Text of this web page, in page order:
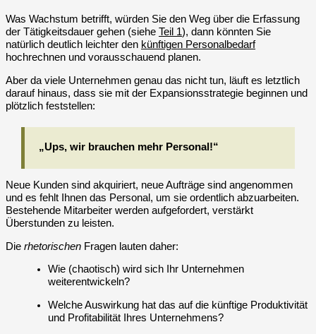
Was Wachstum betrifft, würden Sie den Weg über die Erfassung
der Tätigkeitsdauer gehen (siehe Teil 1), dann könnten Sie
natürlich deutlich leichter den künftigen Personalbedarf
hochrechnen und vorausschauend planen.
Aber da viele Unternehmen genau das nicht tun, läuft es letztlich
darauf hinaus, dass sie mit der Expansionsstrategie beginnen und
plötzlich feststellen:
„Ups, wir brauchen mehr Personal!“
Neue Kunden sind akquiriert, neue Aufträge sind angenommen
und es fehlt Ihnen das Personal, um sie ordentlich abzuarbeiten.
Bestehende Mitarbeiter werden aufgefordert, verstärkt
Überstunden zu leisten.
Die rhetorischen Fragen lauten daher:
Wie (chaotisch) wird sich Ihr Unternehmen
weiterentwickeln?
Welche Auswirkung hat das auf die künftige Produktivität
und Profitabilität Ihres Unternehmens?